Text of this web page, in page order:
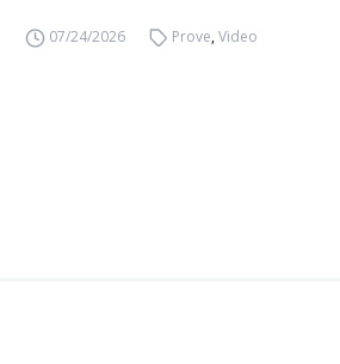
07/24/2026 Prove,Video